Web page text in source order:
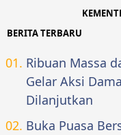
BERITA TERBARU
Ribuan Massa
Gelar Aksi
Dilanjutkan
Buka Puasa